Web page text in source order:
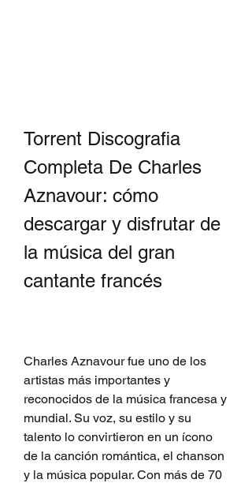
Torrent Discografia
Completa De Charles
Aznavour: cómo
descargar y disfrutar de
la música del gran
cantante francés
Charles Aznavour fue uno de los
artistas más importantes y
reconocidos de la música francesa y
mundial. Su voz, su estilo y su
talento lo convirtieron en un ícono
de la canción romántica, el chanson
y la música popular. Con más de 70